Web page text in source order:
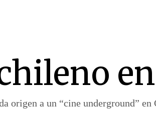
origen a un “cine underground” en